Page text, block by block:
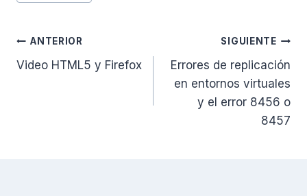
Navegación
de
ANTERIOR
Video HTML5 y Firefox
SIGUIENTE
Errores de replicación
en entornos virtuales
y el error 8456 o
8457